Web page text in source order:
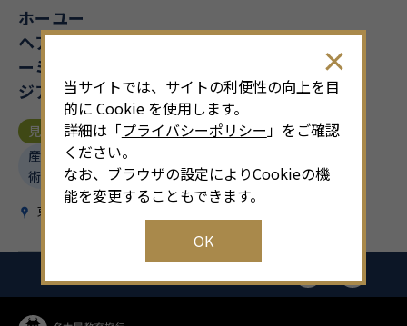
ホーユー
ヘアカラ
ーミュー
ジアム
見学
産業・技
術
東部
当サイトでは、サイトの利便性の向上を目
的に Cookie を使用します。
詳細は「プライバシーポリシー 」をご確認
ください。
なお、ブラウザの設定によりCookieの機
能を変更することもできます。
OK